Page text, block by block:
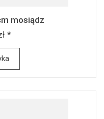
mosiądz
*